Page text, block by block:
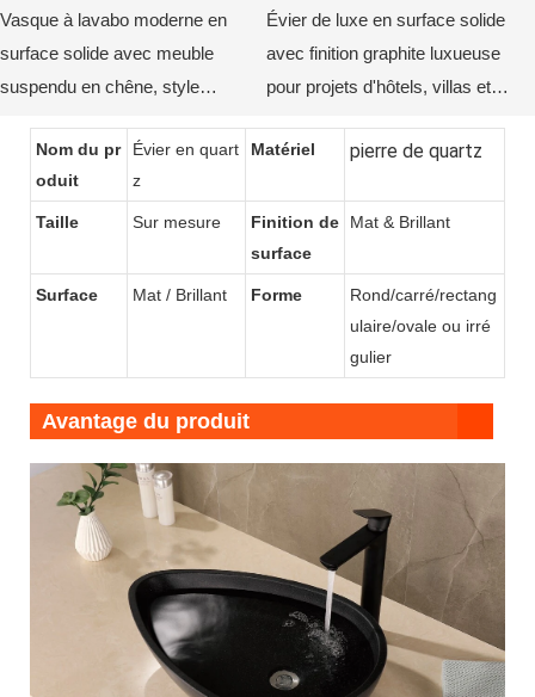
Vasque à lavabo moderne en
surface solide avec meuble
suspendu en chêne, style
Évier de luxe en surface solide
avec finition graphite luxueuse
pour projets d'hôtels, villas et
Nom du pr
oduit
Évier en quart
z
Matériel pierre de quartz
Taille Sur mesure
Finition de
surface
Mat & Brillant
Surface Mat / Brillant Forme
Rond/carré/rectang
ulaire/ovale ou irré
gulier
Avantage du produit